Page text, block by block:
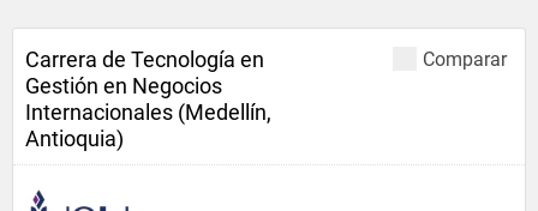
Comparar
Carrera de Tecnología en
Gestión en Negocios
Internacionales (Medellín,
Antioquia)